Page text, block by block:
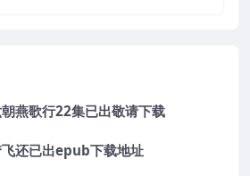
燕歌行22集已出敬请下载
还已出epub下载地址